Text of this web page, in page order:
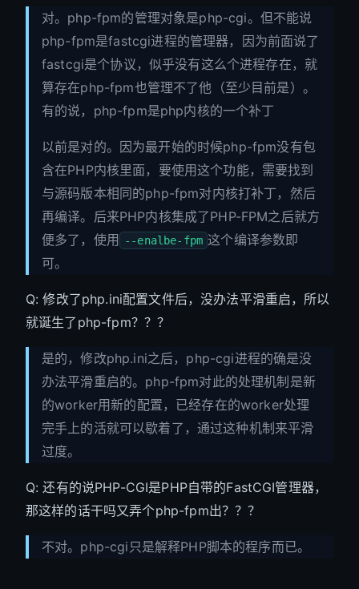
对。php-fpm的管理对象是php-cgi。但不能说
php-fpm是fastcgi进程的管理器，因为前面说了
fastcgi是个协议，似乎没有这么个进程存在，就
算存在php-fpm也管理不了他（至少目前是）。
有的说，php-fpm是php内核的一个补丁
以前是对的。因为最开始的时候php-fpm没有包
含在PHP内核里面，要使用这个功能，需要找到
与源码版本相同的php-fpm对内核打补丁，然后
再编译。后来PHP内核集成了PHP-FPM之后就方
便多了，使用
--enalbe-fpm 这个编译参数即
可。
Q: 修改了php.ini配置文件后，没办法平滑重启，所以
就诞生了php-fpm？？？
是的，修改php.ini之后，php-cgi进程的确是没
办法平滑重启的。php-fpm对此的处理机制是新
的worker用新的配置，已经存在的worker处理
完手上的活就可以歇着了，通过这种机制来平滑
过度。
Q: 还有的说PHP-CGI是PHP自带的FastCGI管理器，
那这样的话干吗又弄个php-fpm出？？？
不对。php-cgi只是解释PHP脚本的程序而已。